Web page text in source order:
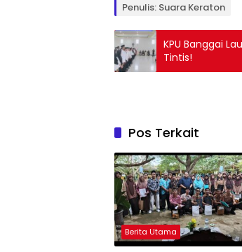
Penulis: Suara Keraton
KPU Banggai
Tintis!
Pos Terkait
Berita Utama